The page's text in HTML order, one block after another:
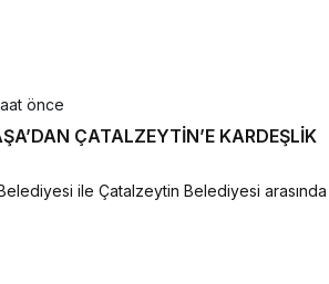
önce
ÇATALZEYTİN’E KARDEŞLİK
ile Çatalzeytin Belediyesi arasında